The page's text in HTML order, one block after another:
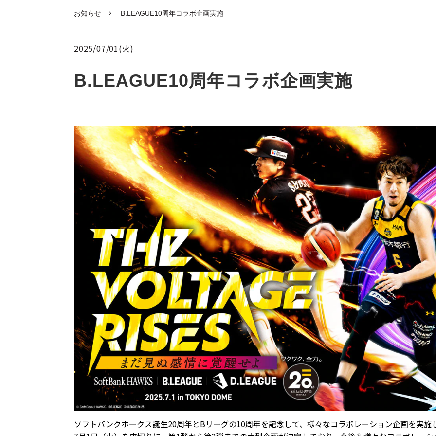
お知らせ B.LEAGUE10周年コラボ企画実施
2025/07/01(火)
B.LEAGUE10周年コラボ企画実施
ソフトバンクホークス誕生20周年とBリーグの10周年を記念して、様々なコラボレーション企画を実施